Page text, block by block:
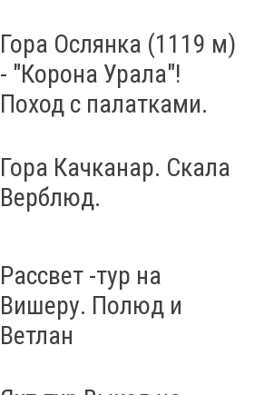
Гора Ослянка (1119 м)
- "Корона Урала"!
Поход с палатками.
Гора Качканар. Скала
Верблюд.
Рассвет -тур на
Вишеру. Полюд и
Ветлан